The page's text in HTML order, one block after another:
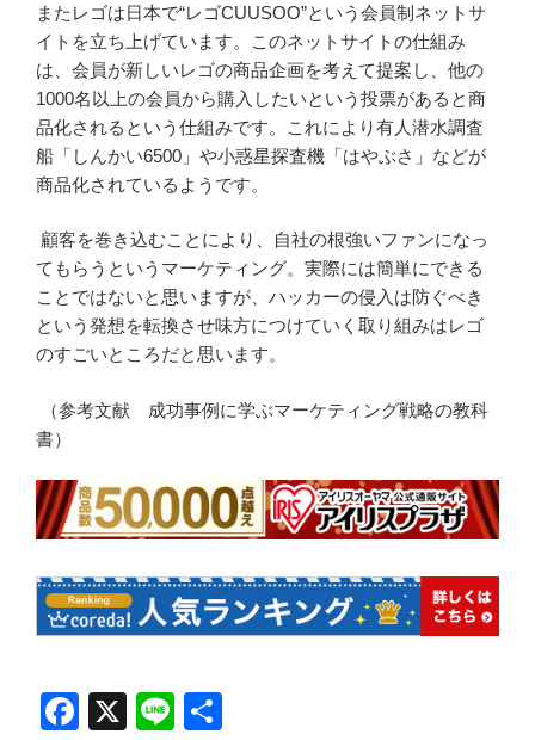
またレゴは日本で“レゴCUUSOO”という会員制ネットサ
イトを立ち上げています。このネットサイトの仕組み
は、会員が新しいレゴの商品企画を考えて提案し、他の
1000名以上の会員から購入したいという投票があると商
品化されるという仕組みです。これにより有人潜水調査
船「しんかい6500」や小惑星探査機「はやぶさ」などが
商品化されているようです。
顧客を巻き込むことにより、自社の根強いファンになっ
てもらうというマーケティング。実際には簡単にできる
ことではないと思いますが、ハッカーの侵入は防ぐべき
という発想を転換させ味方につけていく取り組みはレゴ
のすごいところだと思います。
（参考文献 成功事例に学ぶマーケティング戦略の教科
書）
F
X
Li